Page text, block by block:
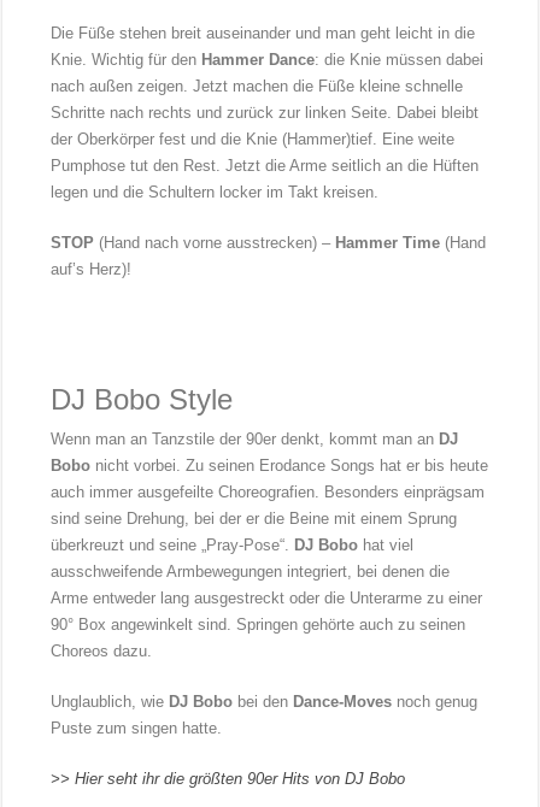
Die Füße stehen breit auseinander und man geht leicht in die
Knie. Wichtig für den Hammer Dance: die Knie müssen dabei
nach außen zeigen. Jetzt machen die Füße kleine schnelle
Schritte nach rechts und zurück zur linken Seite. Dabei bleibt
der Oberkörper fest und die Knie (Hammer)tief. Eine weite
Pumphose tut den Rest. Jetzt die Arme seitlich an die Hüften
legen und die Schultern locker im Takt kreisen.
STOP (Hand nach vorne ausstrecken) – Hammer Time (Hand
auf’s Herz)!
DJ Bobo Style
Wenn man an Tanzstile der 90er denkt, kommt man an DJ
Bobo nicht vorbei. Zu seinen Erodance Songs hat er bis heute
auch immer ausgefeilte Choreografien. Besonders einprägsam
sind seine Drehung, bei der er die Beine mit einem Sprung
überkreuzt und seine „Pray-Pose“. DJ Bobo hat viel
ausschweifende Armbewegungen integriert, bei denen die
Arme entweder lang ausgestreckt oder die Unterarme zu einer
90° Box angewinkelt sind. Springen gehörte auch zu seinen
Choreos dazu.
Unglaublich, wie DJ Bobo bei den Dance-Moves noch genug
Puste zum singen hatte.
>> Hier seht ihr die größten 90er Hits von DJ Bobo